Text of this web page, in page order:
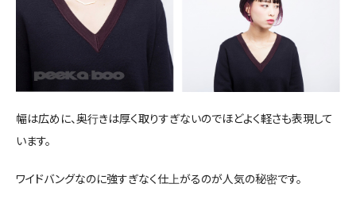
幅は広めに、奥行きは厚く取りすぎないのでほどよく軽さも表現して
います。
ワイドバングなのに強すぎなく仕上がるのが人気の秘密です。